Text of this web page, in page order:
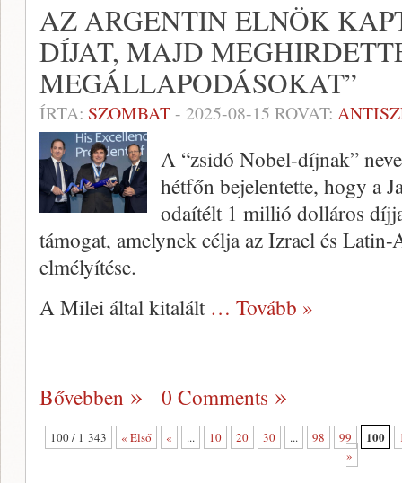
AZ ARGENTIN ELNÖK
DÍJAT, MAJD
MEGÁLLAPODÁSOKAT”
ÍRTA: SZOMBAT- 2025-08-15 ROVAT:
A “zsidó Nobel-díjnak”
hétfőn bejelentette, hogy a
odaítélt 1 millió dolláros
támogat, amelynek célja az Izrael és
elmélyítése.
A Milei által kitalált … Tovább »
Bővebben 0 Comments
100 / 1 343 « Első « ... 10 20 30 ... 98 99 100
»